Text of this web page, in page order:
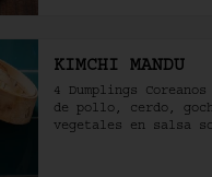
KIMCHI MANDU
4 Dumplings
de pollo, cerdo,
vegetales en salsa